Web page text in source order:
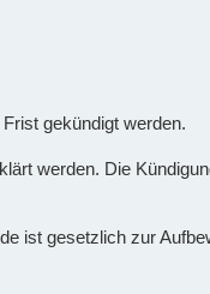
gekündigt werden.
werden. Die
ist gesetzlich zur